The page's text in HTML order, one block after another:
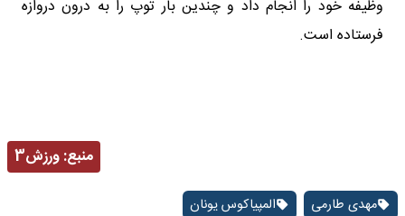
وظیفه خود را انجام داد و چندین بار توپ را به درون دروازه
فرستاده است.
منبع:ورزش3
مهدی طارمی المپیاکوس یونان